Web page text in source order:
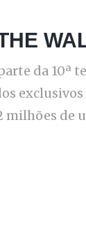
da 10ª
milhões de